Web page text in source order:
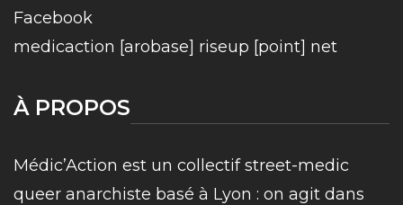
Facebook
medicaction [arobase] riseup [point] net
À PROPOS
Médic’Action est un collectif street-medic
queer anarchiste basé à Lyon : on agit dans